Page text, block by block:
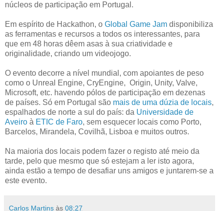
núcleos de participação em Portugal.
Em espírito de Hackathon, o Global Game Jam disponibiliza
as ferramentas e recursos a todos os interessantes, para
que em 48 horas dêem asas à sua criatividade e
originalidade, criando um videojogo.
O evento decorre a nível mundial, com apoiantes de peso
como o Unreal Engine, CryEngine, Origin, Unity, Valve,
Microsoft, etc. havendo pólos de participação em dezenas
de países. Só em Portugal são mais de uma dúzia de locais,
espalhados de norte a sul do país: da Universidade de
Aveiro à ETIC de Faro, sem esquecer locais como Porto,
Barcelos, Mirandela, Covilhã, Lisboa e muitos outros.
Na maioria dos locais podem fazer o registo até meio da
tarde, pelo que mesmo que só estejam a ler isto agora,
ainda estão a tempo de desafiar uns amigos e juntarem-se a
este evento.
Carlos Martins às 08:27